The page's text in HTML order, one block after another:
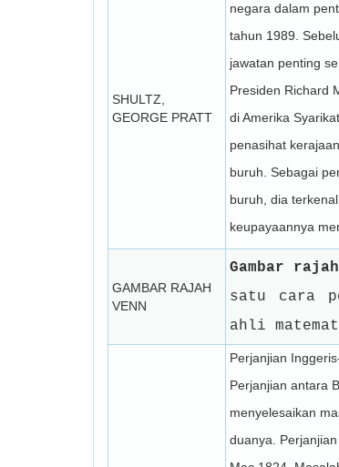
SHULTZ,
GEORGE PRATT
negara dalam
tahun 1989.
jawatan penting
Presiden Richard
di Amerika
penasihat
buruh. Sebagai
buruh, dia
keupayaannya
GAMBAR RAJAH
VENN
Gambar
satu cara
ahli
Perjanjian
Perjanjian antara
menyelesaikan
duanya.